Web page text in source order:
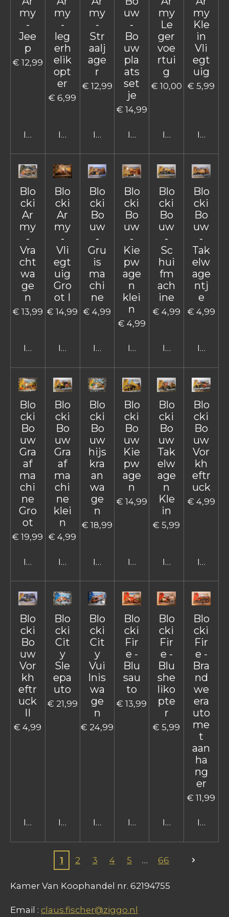
my
-
Jee
p
€ 12,99
In winkelwagen
my
-
leg
erh
elik
opt
er
€ 6,99
In winkelwagen
my
-
Str
aalj
age
r
€ 12,99
In winkelwagen
uw
-
Bo
uw
pla
ats
set
je
€ 14,99
In winkelwagen
my
Le
ger
voe
rtui
g
€ 10,00
In
my
Kle
in
Vli
egt
uig
€ 5,99
In
Blo
cki
Ar
my
-
Vra
cht
wa
ge
n
€ 13,99
In winkelwagen
Blo
cki
Ar
my
-
Vli
egt
uig
Gro
ot I
€ 14,99
In winkelwagen
Blo
cki
Bo
uw
-
Gru
is
ma
chi
ne
€ 4,99
In winkelwagen
Blo
cki
Bo
uw
-
Kie
pw
age
n
klei
n
€ 4,99
In winkelwagen
Blo
cki
Bo
uw
-
Sc
hui
fm
ach
ine
€ 4,99
In
Blo
cki
Bo
uw
-
Tak
elw
age
ntj
e
€ 4,99
In
Blo
cki
Bo
uw
Gra
af
ma
chi
ne
Gro
ot
€ 19,99
In winkelwagen
Blo
cki
Bo
uw
Gra
af
ma
chi
ne
klei
n
€ 4,99
In winkelwagen
Blo
cki
Bo
uw
hijs
kra
an
wa
ge
n
€ 18,99
In winkelwagen
Blo
cki
Bo
uw
Kie
pw
age
n
€ 14,99
In winkelwagen
Blo
cki
Bo
uw
Tak
elw
age
n
Kle
in
€ 5,99
In
Blo
cki
Bo
uw
Vor
kh
eftr
uck
€ 4,99
In
Blo
cki
Bo
uw
Vor
kh
eftr
uck
II
€ 4,99
In winkelwagen
Blo
cki
Cit
y
Sle
epa
uto
€ 21,99
In winkelwagen
Blo
cki
Cit
y
Vui
lnis
wa
ge
n
€ 24,99
In winkelwagen
Blo
cki
Fir
e -
Blu
sau
to
€ 13,99
In winkelwagen
Blo
cki
Fir
e -
Blu
she
liko
pte
r
€ 5,99
In
Blo
cki
Fir
e -
Bra
nd
we
era
uto
me
t
aan
ha
ng
er
€ 11,99
In
1 2 3 4 5 66
Kamer Van Koophandel nr. 62194755
Email : claus.fischer@ziggo.nl